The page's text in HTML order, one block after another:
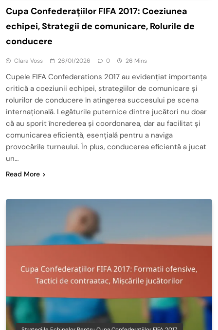
Cupa Confederațiilor FIFA 2017: Coeziunea
echipei, Strategii de comunicare, Rolurile de
conducere
Clara Voss 26/01/2026 0 26 Mins
Cupele FIFA Confederations 2017 au evidențiat importanța
critică a coeziunii echipei, strategiilor de comunicare și
rolurilor de conducere în atingerea succesului pe scena
internațională. Legăturile puternice dintre jucători nu doar
că au sporit încrederea și coordonarea, dar au facilitat și
comunicarea eficientă, esențială pentru a naviga
provocările turneului. În plus, conducerea eficientă a jucat
un…
Read More